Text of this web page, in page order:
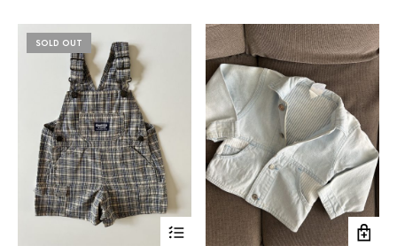
was:
€ 10,00.
is:
€ 5,00.
SOLD OUT